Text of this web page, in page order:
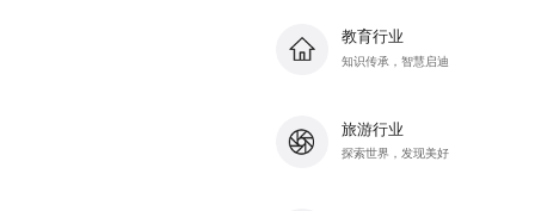
教育行业
知识传承，智慧启迪
旅游行业
探索世界，发现美好